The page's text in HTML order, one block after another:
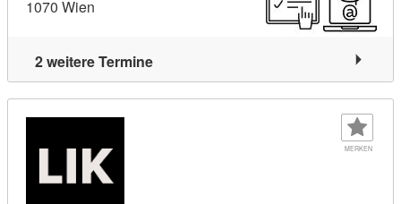
1070 Wien
2 weitere Termine
MERKEN